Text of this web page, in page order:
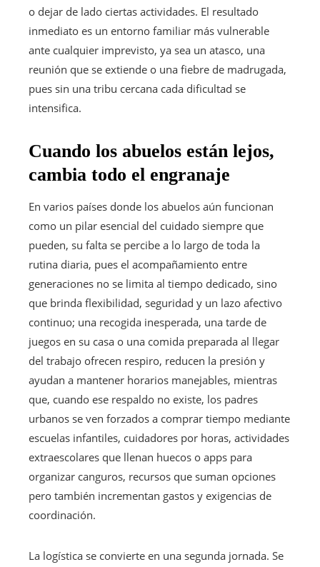
o dejar de lado ciertas actividades. El resultado
inmediato es un entorno familiar más vulnerable
ante cualquier imprevisto, ya sea un atasco, una
reunión que se extiende o una fiebre de madrugada,
pues sin una tribu cercana cada dificultad se
intensifica.
Cuando los abuelos están lejos,
cambia todo el engranaje
En varios países donde los abuelos aún funcionan
como un pilar esencial del cuidado siempre que
pueden, su falta se percibe a lo largo de toda la
rutina diaria, pues el acompañamiento entre
generaciones no se limita al tiempo dedicado, sino
que brinda flexibilidad, seguridad y un lazo afectivo
continuo; una recogida inesperada, una tarde de
juegos en su casa o una comida preparada al llegar
del trabajo ofrecen respiro, reducen la presión y
ayudan a mantener horarios manejables, mientras
que, cuando ese respaldo no existe, los padres
urbanos se ven forzados a comprar tiempo mediante
escuelas infantiles, cuidadores por horas, actividades
extraescolares que llenan huecos o apps para
organizar canguros, recursos que suman opciones
pero también incrementan gastos y exigencias de
coordinación.
La logística se convierte en una segunda jornada. Se